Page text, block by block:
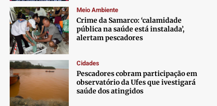
Meio Ambiente
Crime da Samarco: ‘calamidade
pública na saúde está instalada’,
alertam pescadores
Cidades
Pescadores cobram participação em
observatório da Ufes que ivestigará
saúde dos atingidos